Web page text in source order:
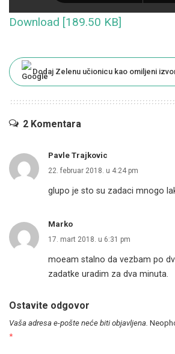
Download [189.50 KB]
Dodaj Zelenu učionicu kao omiljeni
2 Komentara
Pavle Trajkovic
22. februar 2018. u 4:24 pm
glupo je sto su zadaci mnogo
Marko
17. mart 2018. u 6:31 pm
moeam stalno da vezbam po
zadatke uradim za dva minuta.
Ostavite odgovor
Vaša adresa e-pošte neće biti objavljena.
*